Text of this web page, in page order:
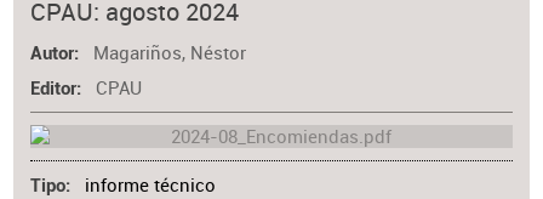
CPAU: agosto 2024
Autor Magariños, Néstor
Editor CPAU
Tipo informe técnico